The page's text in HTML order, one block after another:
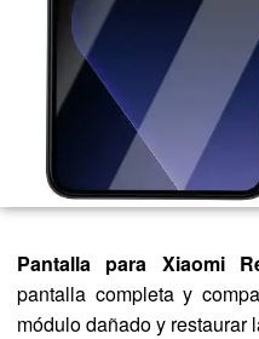
Pantalla para Xiaomi
pantalla completa y
módulo dañado y restaurar